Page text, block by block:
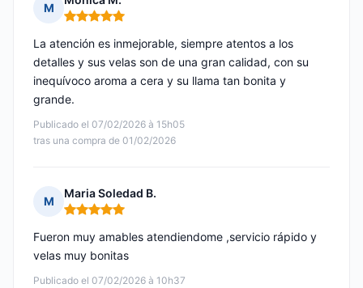
M
Nota: 5 de 5
Publicado el 07/02/2026 à 15h05
tras una compra de 01/02/2026
La atención es inmejorable, siempre atentos a los
detalles y sus velas son de una gran calidad, con su
inequívoco aroma a cera y su llama tan bonita y
grande.
M
Maria Soledad B.
Nota: 5 de 5
Publicado el 07/02/2026 à 10h37
Fueron muy amables atendiendome ,servicio rápido y
velas muy bonitas